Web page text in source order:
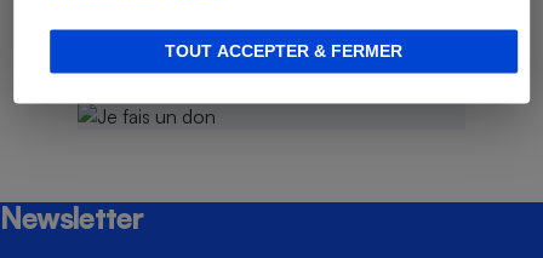
TOUT ACCEPTER & FERMER
Je fais un don
Newsletter